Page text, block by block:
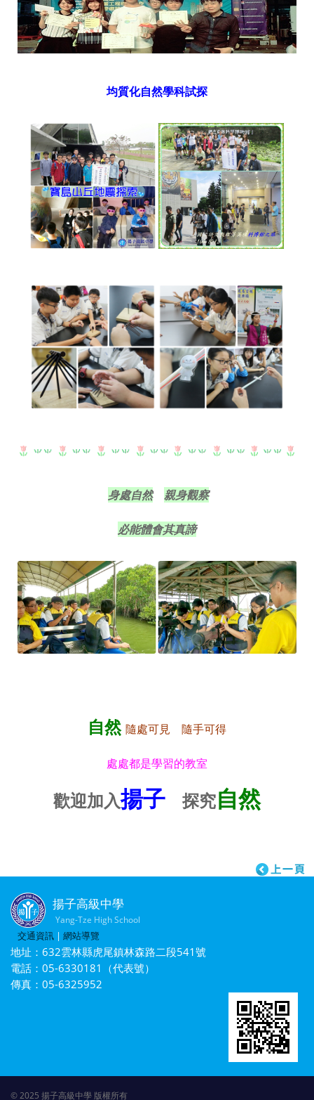
均質化自然學科試探
身處自然 親身觀察
必能體會其真諦
自然 隨處可見 隨手可得
處處都是學習的教室
歡迎加入揚子 探究自然
揚子高級中學
Yang-Tze High School
交通資訊 | 網站導覽
地址：632雲林縣虎尾鎮林森路二段541號
電話：05-6330181（代表號）
傳真：05-6325952
© 2025 揚子高級中學 版權所有